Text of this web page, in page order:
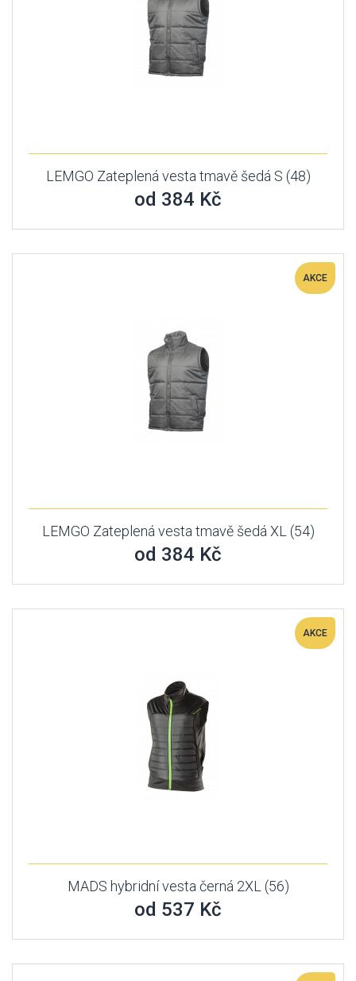
LEMGO Zateplená vesta tmavě šedá S (48)
od 384 Kč
AKCE
LEMGO Zateplená vesta tmavě šedá XL (54)
od 384 Kč
AKCE
MADS hybridní vesta černá 2XL (56)
od 537 Kč